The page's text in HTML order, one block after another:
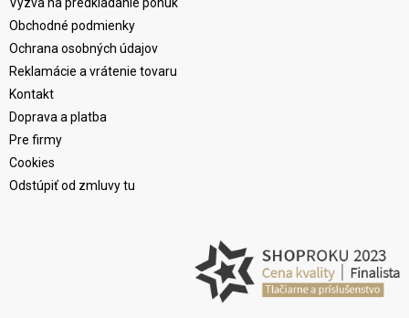
Obchodné podmienky
Ochrana osobných údajov
Reklamácie a vrátenie tovaru
Kontakt
Doprava a platba
Pre firmy
Cookies
Odstúpiť od zmluvy tu